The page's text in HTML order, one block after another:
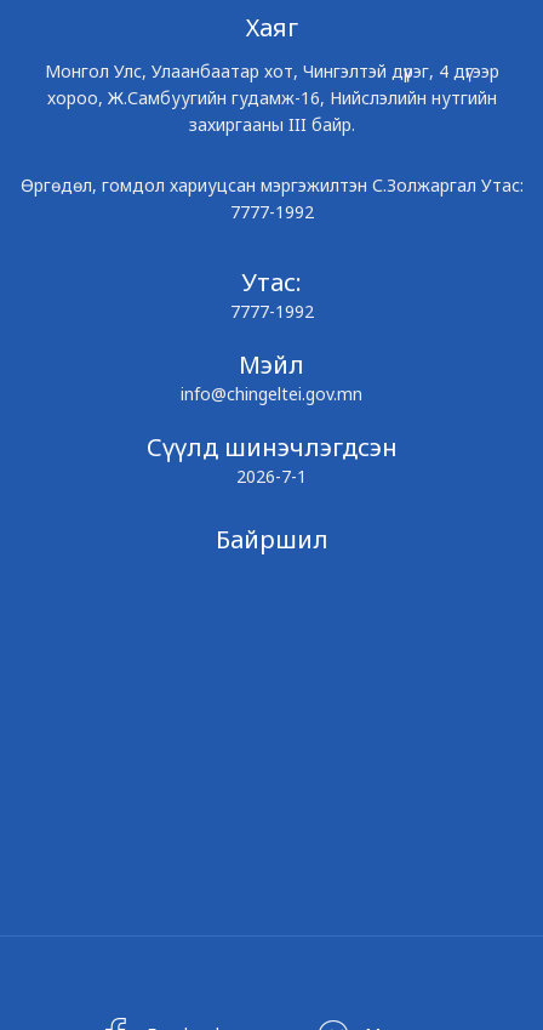
Хаяг
Монгол Улс, Улаанбаатар хот, Чингэлтэй дүүрэг, 4 дүгээр
хороо, Ж.Самбуугийн гудамж-16, Нийслэлийн нутгийн
захиргааны III байр.
Өргөдөл, гомдол хариуцсан мэргэжилтэн С.Золжаргал Утас:
7777-1992
Утас:
7777-1992
Мэйл
info@chingeltei.gov.mn
Сүүлд шинэчлэгдсэн
2026-7-1
Байршил